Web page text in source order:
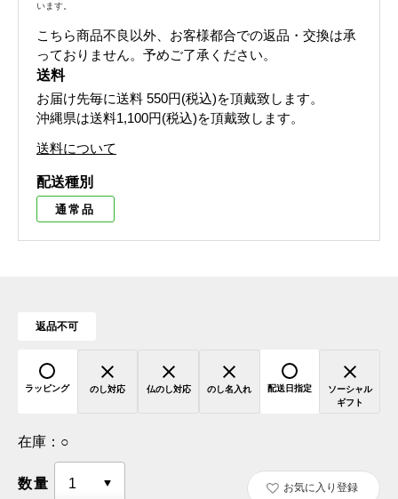
います。
こちら商品不良以外、お客様都合での返品・交換は承
っておりません。予めご了承ください。
送料
お届け先毎に送料 550円(税込)を頂戴致します。
沖縄県は送料1,100円(税込)を頂戴致します。
送料について
配送種別
通常品
返品不可
ラッピング のし対応 仏のし対応 のし名入れ 配送日指定
ソーシャル
ギフト
在庫： ○
数量 お気に入り登録